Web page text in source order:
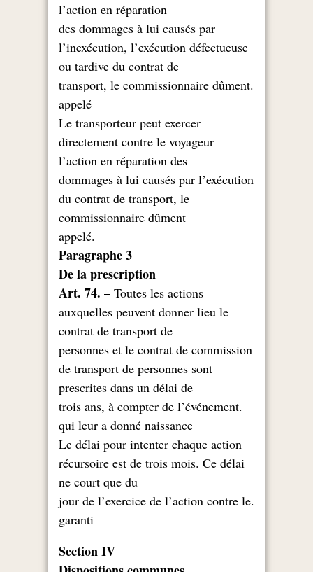
l’action en réparation
des dommages à lui causés par
l’inexécution, l’exécution défectueuse
ou tardive du contrat de
.transport, le commissionnaire dûment
appelé
Le transporteur peut exercer
directement contre le voyageur
l’action en réparation des
dommages à lui causés par l’exécution
du contrat de transport, le
commissionnaire dûment
.appelé
Paragraphe 3
De la prescription
Art. 74. – Toutes les actions
auxquelles peuvent donner lieu le
contrat de transport de
personnes et le contrat de commission
de transport de personnes sont
prescrites dans un délai de
.trois ans, à compter de l’événement
qui leur a donné naissance
Le délai pour intenter chaque action
récursoire est de trois mois. Ce délai
ne court que du
.jour de l’exercice de l’action contre le
garanti
Section IV